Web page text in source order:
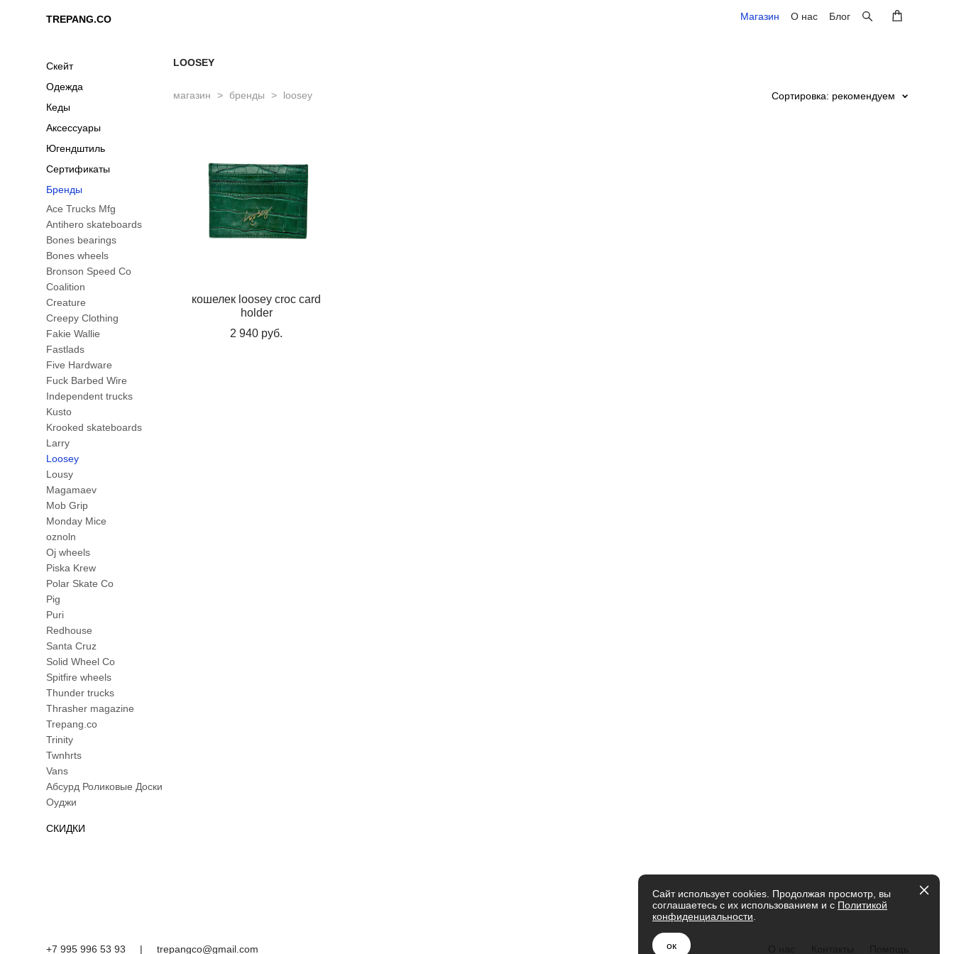
TREPANG.CO Магазин О нас Блог
TREPANG.CO Магазин О нас Блог
Скейт
Одежда
Кеды
Аксессуары
Югендштиль
Сертификаты
Бренды
Ace Trucks Mfg
Antihero skateboards
Bones bearings
Bones wheels
Bronson Speed Co
Coalition
Creature
Creepy Clothing
Fakie Wallie
Fastlads
Five Hardware
Fuck Barbed Wire
Independent trucks
Kusto
Krooked skateboards
Larry
Loosey
Lousy
Magamaev
Mob Grip
Monday Mice
oznoln
Oj wheels
Piska Krew
Polar Skate Co
Pig
Puri
Redhouse
Santa Cruz
Solid Wheel Co
Spitfire wheels
Thunder trucks
Thrasher magazine
Trepang.co
Trinity
Twnhrts
Vans
Абсурд Роликовые Доски
Оуджи
СКИДКИ
LOOSEY
магазин > бренды > loosey Сортировка: рекомендуем
кошелек loosey croc card
holder
2 940 pуб.
+7 995 996 53 93 | trepangco@gmail.com
Сайт использует cookies. Продолжая просмотр, вы
соглашаетесь с их использованием и с Политикой
конфиденциальности
ок